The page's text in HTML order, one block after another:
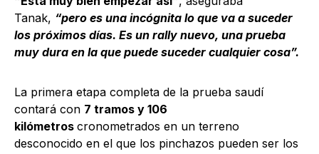
Tanak, “pero es una incógnita lo que va a suceder
los próximos días. Es un rally nuevo, una prueba
muy dura en la que puede suceder cualquier cosa”.
La primera etapa completa de la prueba saudí
contará con 7 tramos y 106
kilómetros cronometrados en un terreno
desconocido en el que los pinchazos pueden ser los